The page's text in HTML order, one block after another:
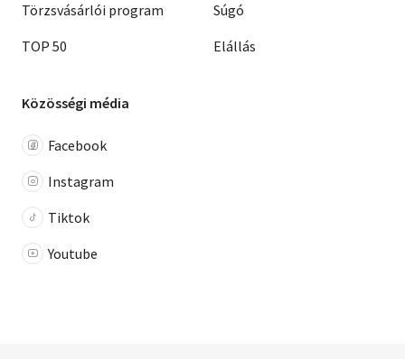
Törzsvásárlói program
TOP 50
Súgó
Elállás
Közösségi média
Facebook
Instagram
Tiktok
Youtube